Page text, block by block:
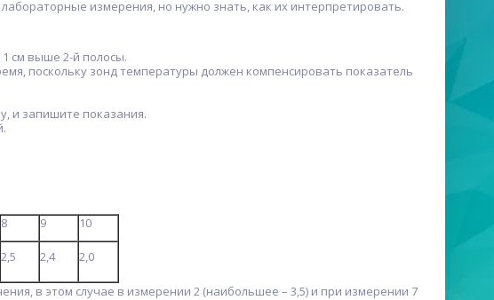
измерения, но нужно знать, как их интерпретировать.
см выше 2-й полосы.
поскольку зонд температуры должен компенсировать показатель
и запишите показания.
8 9
10
2,5 2,4 2,0
в этом случае в измерении 2 (наибольшее – 3,5) и при измерении 7